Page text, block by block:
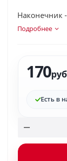
Наконечник
Подробнее
170
Есть в